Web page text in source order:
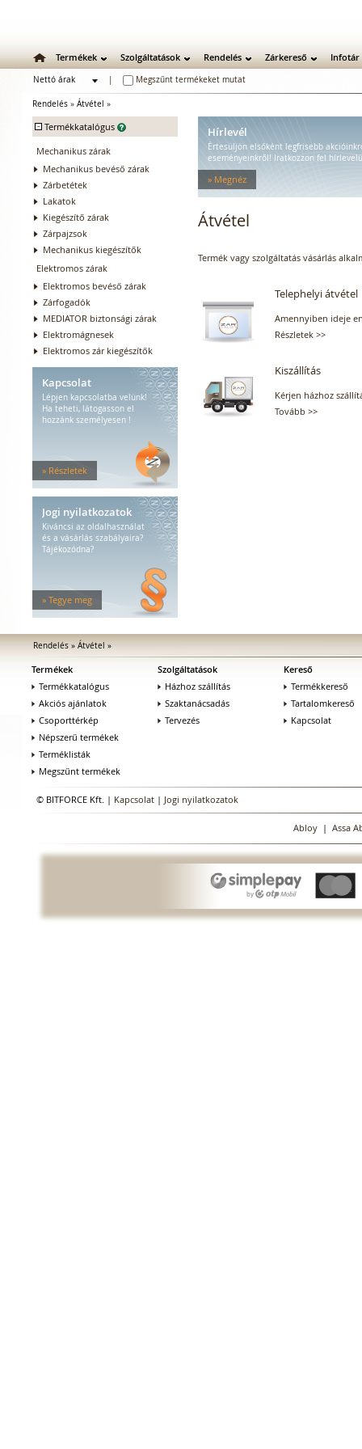
Termékek Szolgáltatások Rendelés Zárkereső Infotár
Nettó árak
Bruttó árak
Megszűnt termékeket mutat
Rendelés » Átvétel »
- Termékkatalógus
Mechanikus zárak
Mechanikus bevéső zárak
Zárbetétek
Lakatok
Kiegészítő zárak
Zárpajzsok
Mechanikus kiegészítők
Elektromos zárak
Elektromos bevéső zárak
Zárfogadók
MEDIATOR biztonsági zárak
Elektromágnesek
Elektromos zár kiegészítők
Kapcsolat
Lépjen kapcsolatba velünk!
Ha teheti, látogasson el
hozzánk személyesen !
» Részletek
Jogi nyilatkozatok
Kiváncsi az oldalhasználat
és a vásárlás szabályaira?
Tájékozódna?
» Tegye meg
Hírlevél
Értesüljön elsőként legfrisebb
eseményeinkről! Iratkozzon fel
» Megnéz
Átvétel
Termék vagy szolgáltatás vásárlás
Telephelyi átvétel
Amennyiben ideje
Részletek >>
Kiszállítás
Kérjen házhoz
Tovább >>
Rendelés» Átvétel »
Termékek
Termékkatalógus
Akciós ajánlatok
Csoporttérkép
Népszerű termékek
Terméklisták
Megszűnt termékek
Szolgáltatások
Házhoz szállítás
Szaktanácsadás
Tervezés
Kereső
Termékkereső
Tartalomkereső
Kapcsolat
© BITFORCE Kft. | Kapcsolat | Jogi nyilatkozatok
Abloy| Assa